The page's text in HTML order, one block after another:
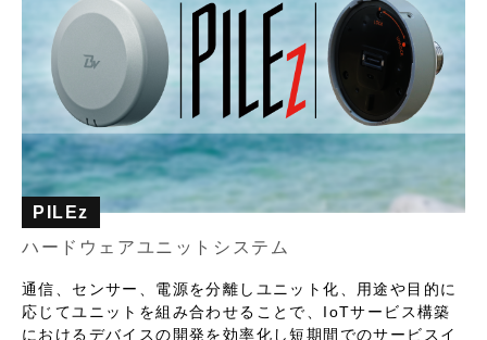
PILEz
ハードウェアユニットシステム
通信、センサー、電源を分離しユニット化、用途や目的に
応じてユニットを組み合わせることで、IoTサービス構築
におけるデバイスの開発を効率化し短期間でのサービスイ